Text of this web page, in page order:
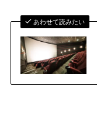
あわせて読みたい